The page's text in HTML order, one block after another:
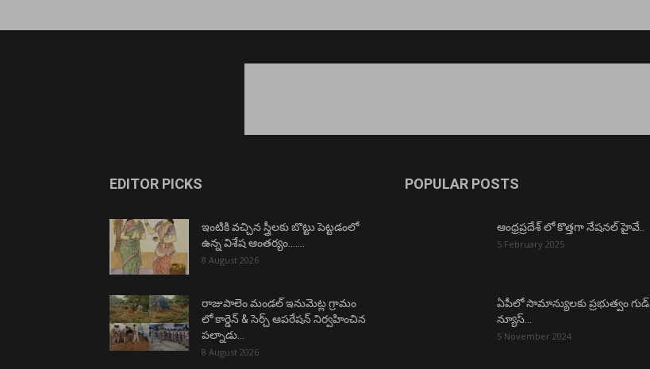
EDITOR PICKS
ఇంటికి వచ్చిన స్త్రీలకు బొట్టు పెట్టడంలో
ఉన్న విశేష ఆంతర్యం…….
8 August 2026
రాజుపాలెం మండల్ ఇనుమెట్ల గ్రామం
లో కార్డెన్ & సెర్చ్ ఆపరేషన్ నిర్వహించిన
పల్నాడు...
8 August 2026
POPULAR POSTS
ఆంధ్రప్రదేశ్ లో కొత్తగా నేషనల్ హైవే..
5 February 2025
ఏపీలో సామాన్యులకు ప్రభుత్వం గుడ్
న్యూస్…
5 November 2024